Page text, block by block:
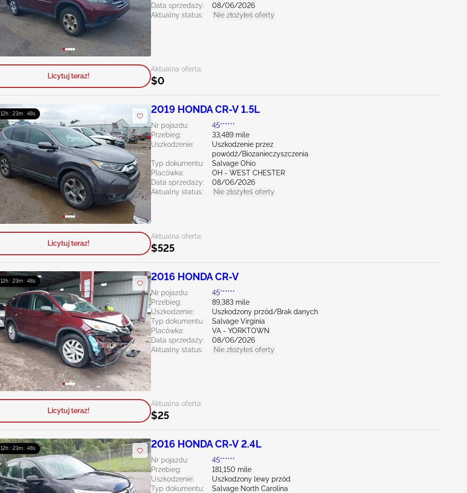
Data sprzedaży:
08/06/2026
Aktualny status:
Nie złożyłeś oferty
Aktualna oferta:
$0
Licytuj teraz!
12h : 23m : 47s 2019 HONDA CR-V 1.5L
Nr pojazdu:
45******
Przebieg:
33,489 mile
Uszkodzenie:
Uszkodzenie przez
powódź/Biozanieczyszczenia
Typ dokumentu:
Salvage Ohio
Placówka:
OH - WEST CHESTER
Data sprzedaży:
08/06/2026
Aktualny status:
Nie złożyłeś oferty
Aktualna oferta:
$525
Licytuj teraz!
12h : 23m : 47s 2016 HONDA CR-V
Nr pojazdu:
45******
Przebieg:
89,383 mile
Uszkodzenie:
Uszkodzony przód/Brak danych
Typ dokumentu:
Salvage Virginia
Placówka:
VA - YORKTOWN
Data sprzedaży:
08/06/2026
Aktualny status:
Nie złożyłeś oferty
Aktualna oferta:
$25
Licytuj teraz!
12h : 23m : 47s 2016 HONDA CR-V 2.4L
Nr pojazdu:
45******
Przebieg:
181,150 mile
Uszkodzenie:
Uszkodzony lewy przód
Typ dokumentu:
Salvage North Carolina